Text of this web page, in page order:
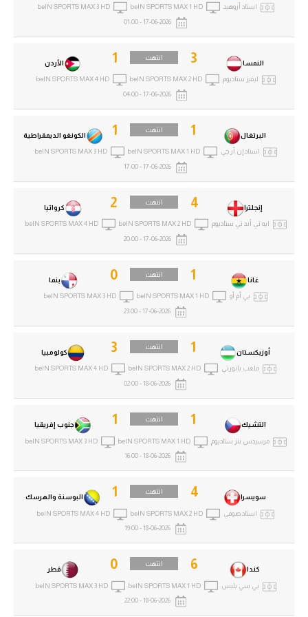
كندا 6 انتهت
قطر 0
بي سي بليس beIN SPORTS MAX 1 HD
beIN SPORTS MAX 3 HD
18-06-2026 - 22:00
سويسرا 4 انتهت
البوسنة والهرسك 1
استاد صوفي beIN SPORTS MAX 2 HD
beIN SPORTS MAX 4 HD
18-06-2026 - 19:00
التشيك 1 انتهت
جنوب إفريقيا 1
مرسيدس بنز ستاديوم beIN SPORTS MAX 1 HD
beIN SPORTS MAX 3 HD
18-06-2026 - 16:00
أوزبكستان 1 انتهت
كولومبيا 3
ملعب بانورتي beIN SPORTS MAX 2 HD
beIN SPORTS MAX 4 HD
18-06-2026 - 02:00
غانا 1 انتهت
بنما 0
بي أم أو beIN SPORTS MAX 1 HD
beIN SPORTS MAX 3 HD
17-06-2026 - 23:00
إنجلترا 4 انتهت
كرواتيا 2
ايه تي أند تي ستاديوم beIN SPORTS MAX 2 HD
beIN SPORTS MAX 4 HD
17-06-2026 - 20:00
البرتغال 1 انتهت
الكونغو الديمقراطية 1
استاد إن أر جي beIN SPORTS MAX 1 HD
beIN SPORTS MAX 3 HD
17-06-2026 - 17:00
النمسا 3 انتهت
الأردن 1
ليفيز ستاديوم beIN SPORTS MAX 2 HD
beIN SPORTS MAX 4 HD
17-06-2026 - 04:00
استاد أروهيد beIN SPORTS MAX 1 HD
beIN SPORTS MAX 3 HD
17-06-2026 - 01:00